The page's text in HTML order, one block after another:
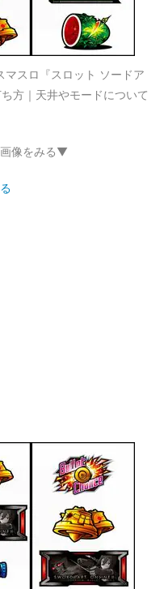
マスロ『スロット ソードア
方｜天井やモードについて
像をみる▼